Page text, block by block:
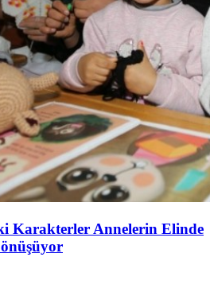
Karakterler Annelerin Elinde